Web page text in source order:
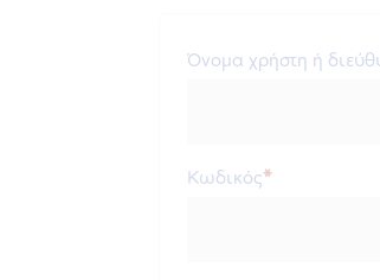
Όνομα χρήστη ή
Κωδικός*Απαιτείται